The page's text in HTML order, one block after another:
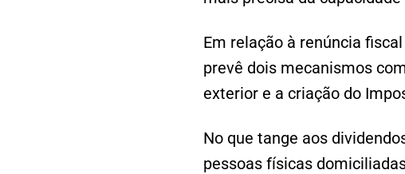
Em relação à renúncia
prevê dois mecanismos
exterior e a criação do
No que tange aos
pessoas físicas